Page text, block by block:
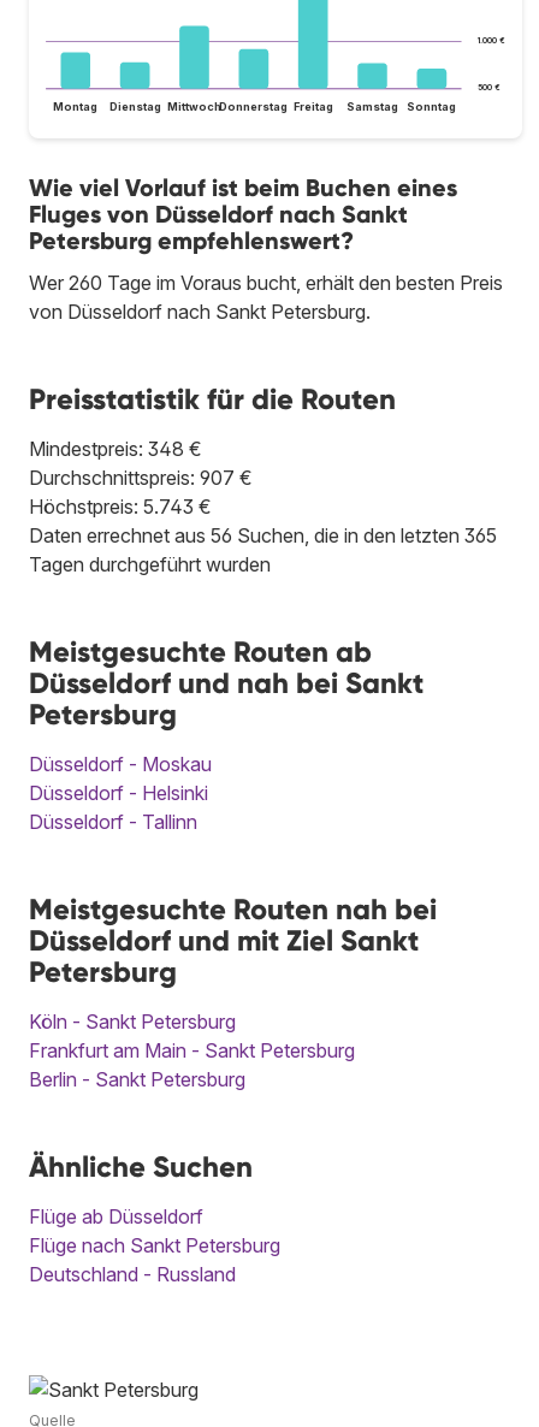
500 €
1.000 €
Montag Dienstag MittwochDonnerstag Freitag Samstag Sonntag
Wie viel Vorlauf ist beim Buchen eines
Fluges von Düsseldorf nach Sankt
Petersburg empfehlenswert?
Wer 260 Tage im Voraus bucht, erhält den besten Preis
von Düsseldorf nach Sankt Petersburg.
Preisstatistik für die Routen
Mindestpreis: 348 €
Durchschnittspreis: 907 €
Höchstpreis: 5.743 €
Daten errechnet aus 56 Suchen, die in den letzten 365
Tagen durchgeführt wurden
Meistgesuchte Routen ab
Düsseldorf und nah bei Sankt
Petersburg
Düsseldorf - Moskau
Düsseldorf - Helsinki
Düsseldorf - Tallinn
Meistgesuchte Routen nah bei
Düsseldorf und mit Ziel Sankt
Petersburg
Köln - Sankt Petersburg
Frankfurt am Main - Sankt Petersburg
Berlin - Sankt Petersburg
Ähnliche Suchen
Flüge ab Düsseldorf
Flüge nach Sankt Petersburg
Deutschland - Russland
Quelle